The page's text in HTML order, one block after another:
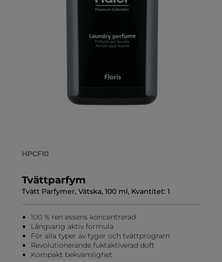
HPCF10
Tvättparfym
Tvätt Parfymer, Vätska, 100 ml, Kvantitet: 1
100 % ren essens koncentrerad
Långvarig aktiv formula
För alla typer av tyger och tvättprogram
Revolutionerande fuktaktiverad doft
Kompakt bekvämlighet